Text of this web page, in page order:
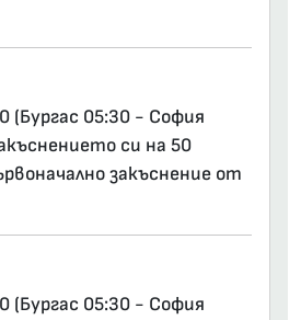
(Бургас 05:30 - София
си на 50
закъснение от
(Бургас 05:30 - София